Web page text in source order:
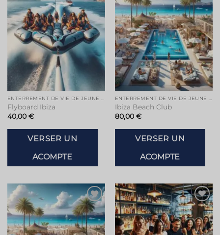
à la liste
de
souhaits
ENTERREMENT DE VIE DE JEUNE FILLE À IBIZA
Flyboard Ibiza
40,00 €
VERSER UN
ACOMPTE
à la liste
de
souhaits
ENTERREMENT DE VIE DE JEUNE FILLE À IBIZA
Ibiza Beach Club
80,00 €
VERSER UN
ACOMPTE
Ajouter
à la liste
de
souhaits
Ajouter
à la liste
de
souhaits